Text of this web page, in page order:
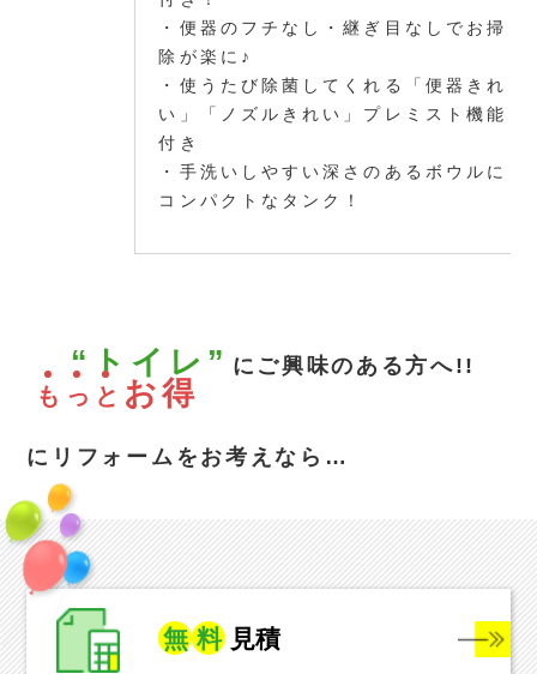
・便器のフチなし・継ぎ目なしでお掃
除が楽に♪
・使うたび除菌してくれる「便器きれ
い」「ノズルきれい」プレミスト機能
付き
・手洗いしやすい深さのあるボウルに
コンパクトなタンク！
“トイレ” にご興味のある方へ!!
も っ と お得
にリフォームをお考えなら…
無 料 見積